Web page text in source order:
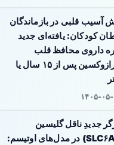
آسیب قلبی در بازماندگان
کودکان: یافته‌ای جدید
داروی محافظ قلب
دگزرازوکسین پس از ۱۵ سال یا
۰۵-۱۷
جدیدِ ناقل گلیسین
(SLC۶A۲۰) در مدل‌های اوتیسم: